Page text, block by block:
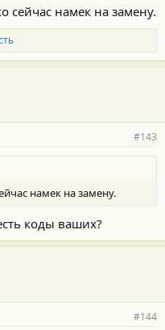
сейчас намек на замену.
#143
намек на замену.
коды ваших?
#144